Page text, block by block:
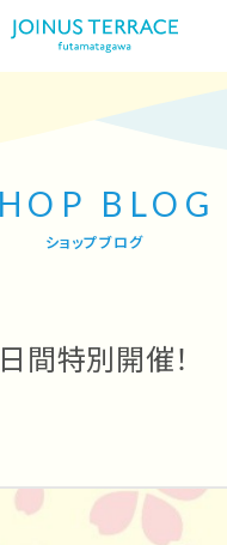
BLOG
ショップブログ
間特別開催！